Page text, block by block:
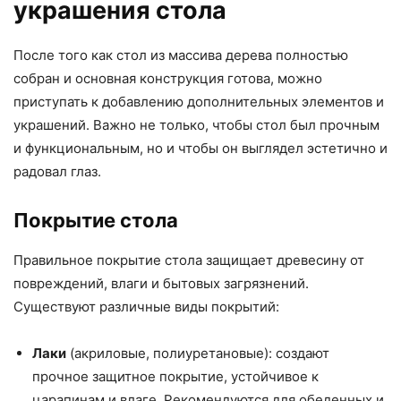
украшения стола
После того как стол из массива дерева полностью
собран и основная конструкция готова, можно
приступать к добавлению дополнительных элементов и
украшений. Важно не только, чтобы стол был прочным
и функциональным, но и чтобы он выглядел эстетично и
радовал глаз.
Покрытие стола
Правильное покрытие стола защищает древесину от
повреждений, влаги и бытовых загрязнений.
Существуют различные виды покрытий:
Лаки (акриловые, полиуретановые): создают
прочное защитное покрытие, устойчивое к